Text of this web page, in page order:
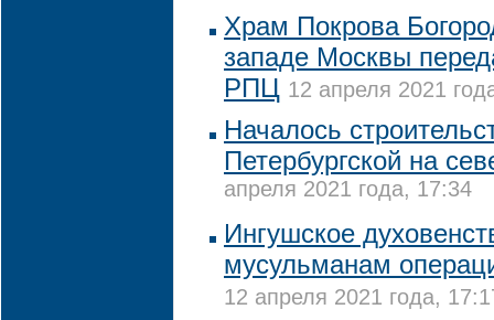
Храм Покрова
западе Москвы
РПЦ 12 апреля 2021
Началось
Петербургской на
апреля 2021 года, 17:34
Ингушское
мусульманам
12 апреля 2021 года,